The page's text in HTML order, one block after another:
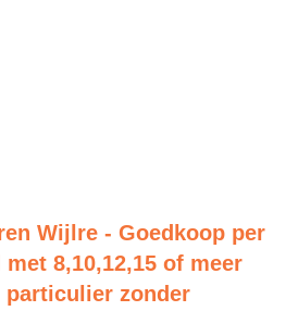
Wijlre - Goedkoop per
8,10,12,15 of meer
particulier zonder